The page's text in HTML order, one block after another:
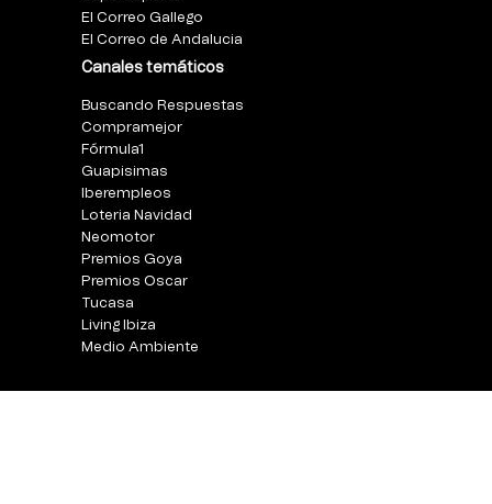
El Correo Gallego
El Correo de Andalucia
Canales temáticos
Buscando Respuestas
Compramejor
Fórmula1
Guapisimas
Iberempleos
Loteria Navidad
Neomotor
Premios Goya
Premios Oscar
Tucasa
Living Ibiza
Medio Ambiente